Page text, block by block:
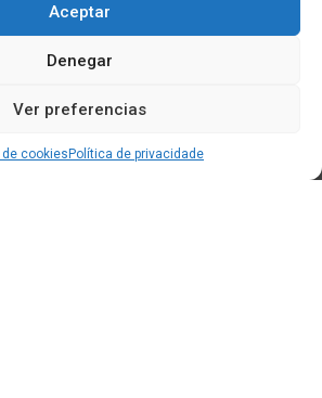
Aceptar
Denegar
Ver preferencias
de cookies Política de privacidade